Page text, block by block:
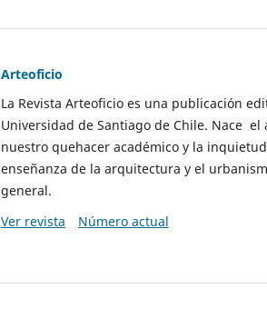
Arteoficio
La Revista Arteoficio es una publicación
Universidad de Santiago de Chile. Nace
nuestro quehacer académico y la
enseñanza de la arquitectura y el
general.
Ver revista
Número actual